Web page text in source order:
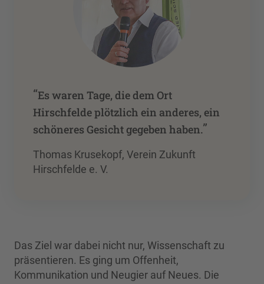
“Es waren Tage, die dem Ort
Hirschfelde plötzlich ein anderes, ein
schöneres Gesicht gegeben haben.”
Thomas Krusekopf, Verein Zukunft
Hirschfelde e. V.
Das Ziel war dabei nicht nur, Wissenschaft zu
präsentieren. Es ging um Offenheit,
Kommunikation und Neugier auf Neues. Die